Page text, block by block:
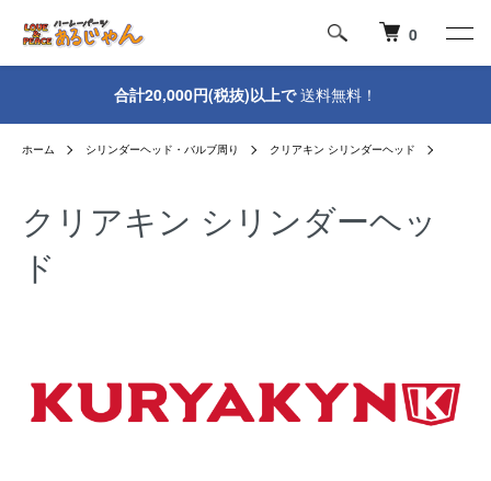
0
合計20,000円(税抜)以上で送料無料！
ホーム シリンダーヘッド・バルブ周り クリアキン シリンダーヘッド
クリアキン シリンダーヘッ
ド